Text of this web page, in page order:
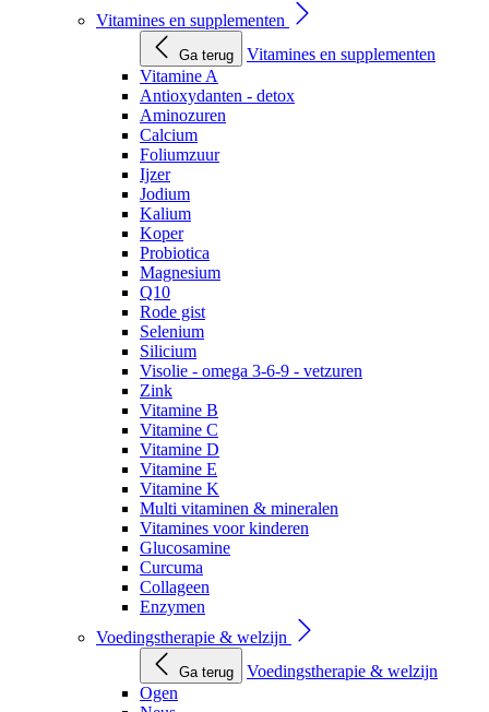
Vitamines en supplementen
Ga terug
Vitamines en supplementen
Vitamine A
Antioxydanten - detox
Aminozuren
Calcium
Foliumzuur
Ijzer
Jodium
Kalium
Koper
Probiotica
Magnesium
Q10
Rode gist
Selenium
Silicium
Visolie - omega 3-6-9 - vetzuren
Zink
Vitamine B
Vitamine C
Vitamine D
Vitamine E
Vitamine K
Multi vitaminen & mineralen
Vitamines voor kinderen
Glucosamine
Curcuma
Collageen
Enzymen
Voedingstherapie & welzijn
Ga terug
Voedingstherapie & welzijn
Ogen